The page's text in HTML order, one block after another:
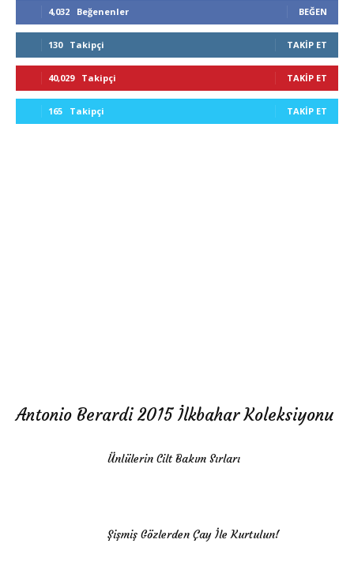
4,032 Beğenenler BEĞEN
130 Takipçi TAKIP ET
40,029 Takipçi TAKIP ET
165 Takipçi TAKIP ET
Antonio Berardi 2015 İlkbahar Koleksiyonu
Ünlülerin Cilt Bakım Sırları
Şişmiş Gözlerden Çay İle Kurtulun!